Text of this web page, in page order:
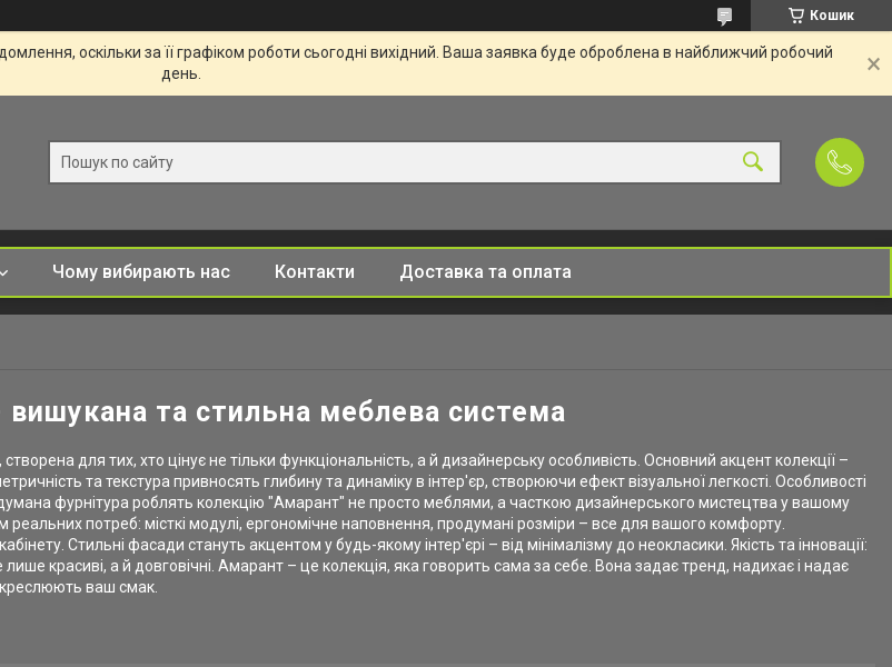
Кошик
оскільки за її графіком роботи сьогодні вихідний. Ваша заявка буде оброблена в найближчий робочий
день.
Чому вибирають нас Контакти Доставка та оплата
вишукана та стильна меблева система
для тих, хто цінує не тільки функціональність, а й дизайнерську особливість. Основний акцент колекції –
та текстура привносять глибину та динаміку в інтер'єр, створюючи ефект візуальної легкості. Особливості
фурнітура роблять колекцію "Амарант" не просто меблями, а часткою дизайнерського мистецтва у вашому
потреб: місткі модулі, ергономічне наповнення, продумані розміри – все для вашого комфорту.
Стильні фасади стануть акцентом у будь-якому інтер'єрі – від мінімалізму до неокласики. Якість та інновації:
красиві, а й довговічні. Амарант – це колекція, яка говорить сама за себе. Вона задає тренд, надихає і надає
ваш смак.